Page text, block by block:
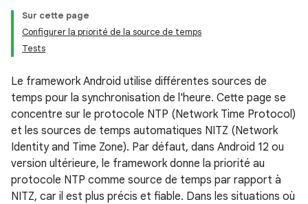
Sur cette page
Configurer la priorité de la source de temps
Tests
Le framework Android utilise différentes sources de
temps pour la synchronisation de l'heure. Cette page se
concentre sur le protocole NTP (Network Time Protocol)
et les sources de temps automatiques NITZ (Network
Identity and Time Zone). Par défaut, dans Android 12 ou
version ultérieure, le framework donne la priorité au
protocole NTP comme source de temps par rapport à
NITZ, car il est plus précis et fiable. Dans les situations où